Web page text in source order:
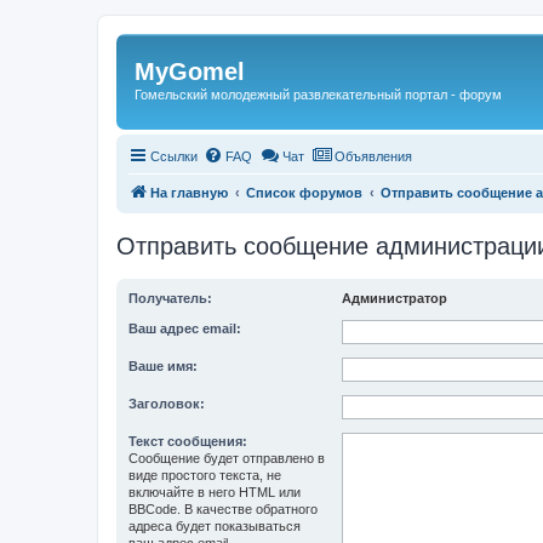
Регистрация
MyGomel
Гомельский молодежный развлекательный портал - форум
Ссылки FAQ Чат Объявления
На главную Список форумов Отправить сообщение
Отправить сообщение
Получатель: Администратор
Ваш адрес email:
Ваше имя:
Заголовок:
Текст сообщения:
Сообщение будет отправлено в
виде простого текста, не
включайте в него HTML или
BBCode. В качестве обратного
адреса будет показываться